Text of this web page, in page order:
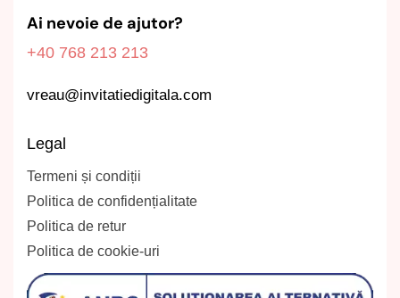
Ai nevoie de ajutor?
+40 768 213 213
vreau@invitatiedigitala.com
Legal
Termeni și condiții
Politica de confidențialitate
Politica de retur
Politica de cookie-uri